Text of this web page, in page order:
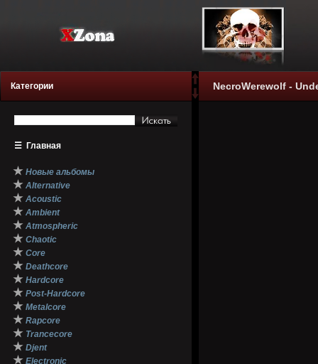
Категории
☰ Главная
★ Новые альбомы
★ Alternative
★ Acoustic
★ Ambient
★ Atmospheric
★ Chaotic
★ Core
★ Deathcore
★ Hardcore
★ Post-Hardcore
★ Metalcore
★ Rapcore
★ Trancecore
★ Djent
★ Electronic
NecroWerewolf -